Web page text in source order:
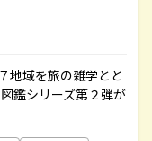
地域を旅の雑学とと
鑑シリーズ第２弾が